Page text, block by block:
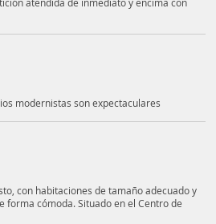
modernistas son expectaculares
con habitaciones de tamaño adecuado y
forma cómoda. Situado en el Centro de